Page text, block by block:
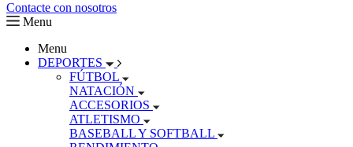
Contacte con nosotros
Menu
Menu
DEPORTES
FÚTBOL
NATACIÓN
ACCESORIOS
ATLETISMO
BASEBALL Y SOFTBALL